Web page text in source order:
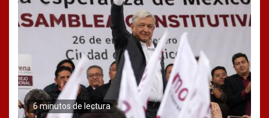
6 minutos de lectura